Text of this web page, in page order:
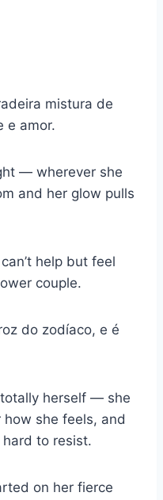
mistura de
e amor.
— wherever she
and her glow pulls
help but feel
couple.
do zodíaco, e é
herself — she
how she feels, and
to resist.
on her fierce